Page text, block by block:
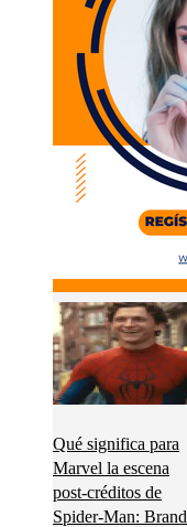
Qué significa para
Marvel la escena
post-créditos de
Spider-Man: Brand